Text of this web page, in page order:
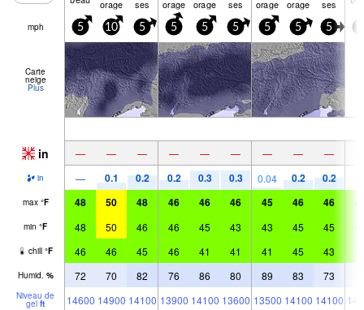
orage ses orage orage ses orage orage ses
mph 5 10 5 5 5 5 5 5 5
Carte
neige
Plus
in — — — — — — — — —
in — 0.1 0.2 0.2 0.3 0.3 0.04 0.2 0.2
max °F 48 50 48 46 46 46 45 46 46
min °F 48 50 46 46 45 43 43 45 45
chill °F 46 46 45 46 41 41 41 45 43
Humid. % 72 70 82 76 86 80 89 83 73
Niveau de
gel ft 14600 14900 14100 13900 14100 13600 13500 14100 14100